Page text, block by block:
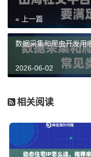
多个全面型动态住宅
“企业级动态住宅IP”
覆盖更广的国家地区
则直接解决了IP数量
可能上升，但摊薄
2. 定制化会话时长：
话时长（从几分钟到
如，对于短平快的验
速轮换；对于需要
« 上一篇
数据采集和爬虫开发用
2026-06-02
相关阅读